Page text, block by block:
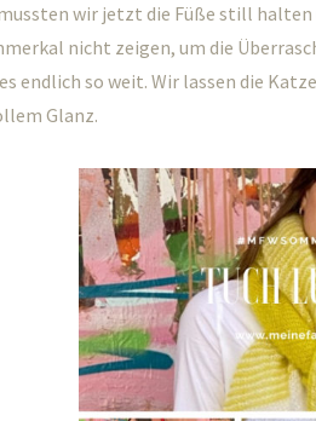
wir jetzt die Füße still
nicht zeigen, um die
endlich so weit. Wir lassen die
Glanz.